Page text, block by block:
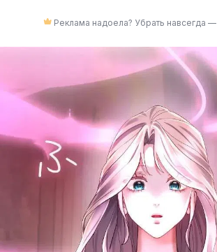
Реклама надоела? Убрать навсегда —